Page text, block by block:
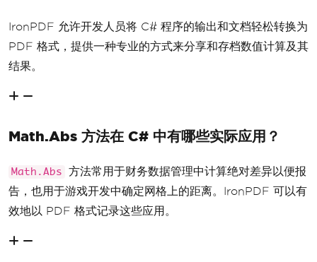
IronPDF 允许开发人员将 C# 程序的输出和文档轻松转换为
PDF 格式，提供一种专业的方式来分享和存档数值计算及其
结果。
Math.Abs 方法在 C# 中有哪些实际应用？
Math.Abs
方法常用于财务数据管理中计算绝对差异以便报
告，也用于游戏开发中确定网格上的距离。IronPDF 可以有
效地以 PDF 格式记录这些应用。